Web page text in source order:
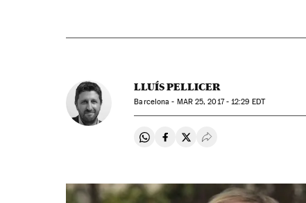
LLUÍS PELLICER
Barcelona - MAR25, 2017 - 12:29 EDT
Compartir en Whatsapp
Compartir en Facebook
Compartir en Twitter
Desplegar Redes